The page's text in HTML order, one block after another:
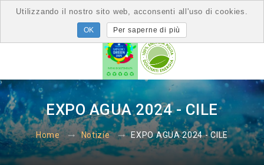
EXPO AGUA 2024 - CILE
Home Notizie EXPO AGUA 2024 - CILE
Utilizzando il nostro sito web, acconsenti all'uso di cookies.
Per saperne di più